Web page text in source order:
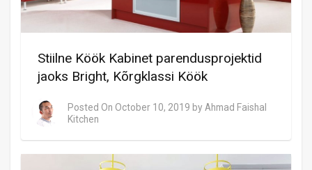
Stiilne Köök Kabinet parendusprojektid
jaoks Bright, Kõrgklassi Köök
Posted On October 10, 2019 by Ahmad Faishal
Kitchen